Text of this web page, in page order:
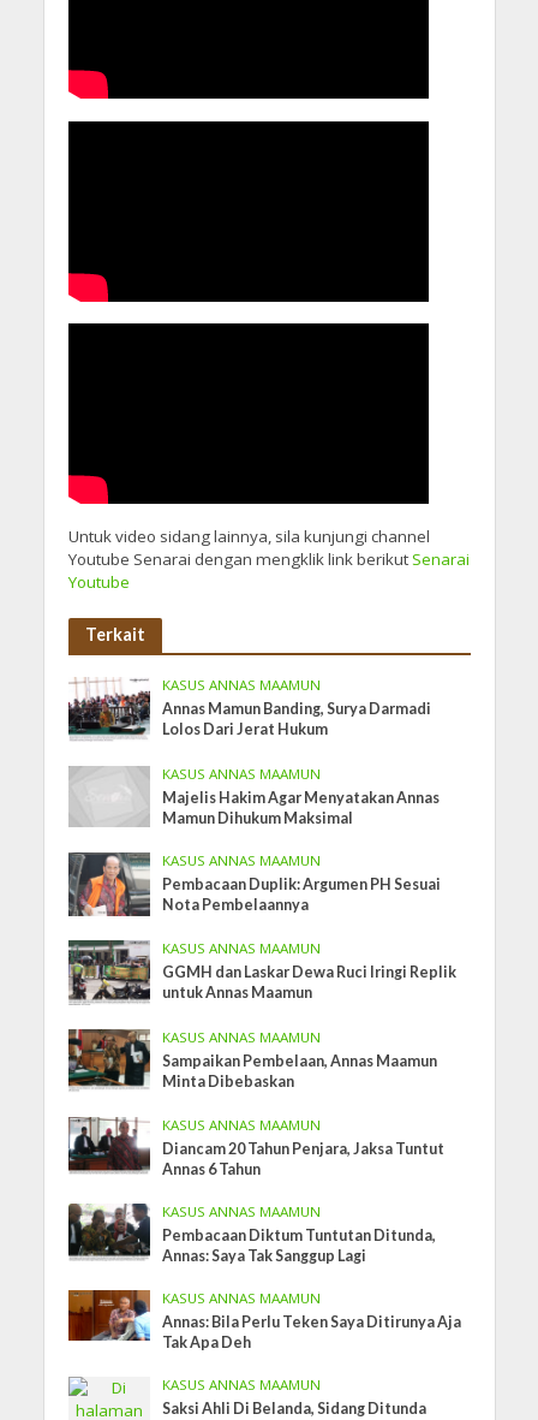
Untuk video sidang lainnya, sila kunjungi channel
Youtube Senarai dengan mengklik link berikutSenarai
Youtube
Terkait
KASUS ANNAS MAAMUN
Annas Mamun Banding, Surya Darmadi
Lolos Dari Jerat Hukum
KASUS ANNAS MAAMUN
Majelis Hakim Agar Menyatakan Annas
Mamun Dihukum Maksimal
KASUS ANNAS MAAMUN
Pembacaan Duplik: Argumen PH Sesuai
Nota Pembelaannya
KASUS ANNAS MAAMUN
GGMH dan Laskar Dewa Ruci Iringi Replik
untuk Annas Maamun
KASUS ANNAS MAAMUN
Sampaikan Pembelaan, Annas Maamun
Minta Dibebaskan
KASUS ANNAS MAAMUN
Diancam 20 Tahun Penjara, Jaksa Tuntut
Annas 6 Tahun
KASUS ANNAS MAAMUN
Pembacaan Diktum Tuntutan Ditunda,
Annas: Saya Tak Sanggup Lagi
KASUS ANNAS MAAMUN
Annas: Bila Perlu Teken Saya Ditirunya Aja
Tak Apa Deh
KASUS ANNAS MAAMUN
Saksi Ahli Di Belanda, Sidang Ditunda